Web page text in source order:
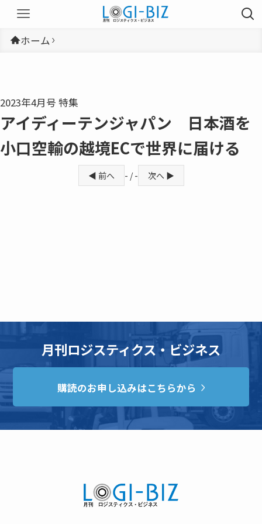
ホーム
2023年4月号 特集
アイディーテンジャパン 日本酒を
小口空輸の越境ECで世界に届ける
◀ 前へ - / - 次へ ▶
月刊ロジスティクス・ビジネス
購読のお申し込みはこちらから